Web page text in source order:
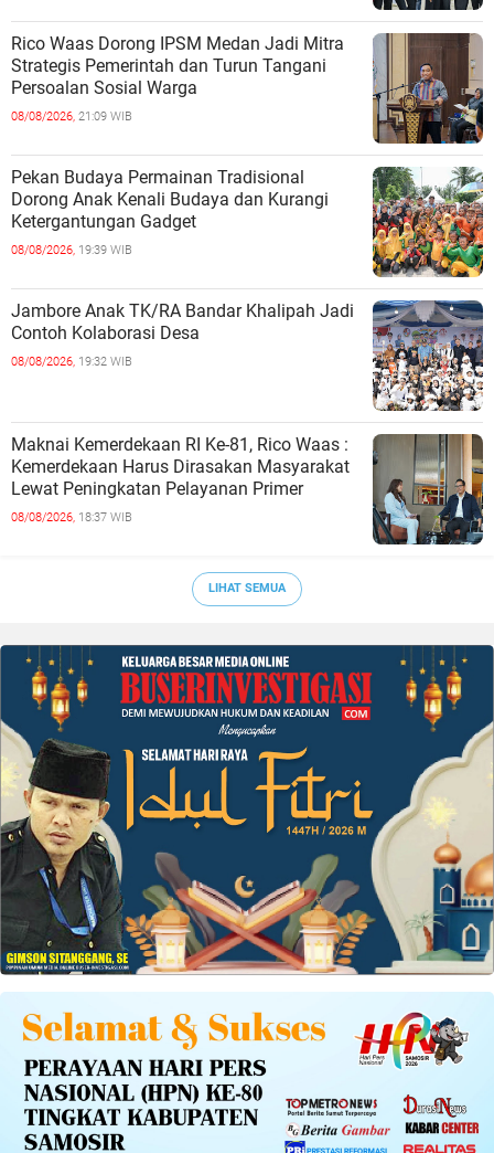
Rico Waas Dorong IPSM Medan Jadi Mitra
Strategis Pemerintah dan Turun Tangani
Persoalan Sosial Warga
08/08/2026, 21:09 WIB
Pekan Budaya Permainan Tradisional
Dorong Anak Kenali Budaya dan Kurangi
Ketergantungan Gadget
08/08/2026, 19:39 WIB
Jambore Anak TK/RA Bandar Khalipah Jadi
Contoh Kolaborasi Desa
08/08/2026, 19:32 WIB
Maknai Kemerdekaan RI Ke-81, Rico Waas :
Kemerdekaan Harus Dirasakan Masyarakat
Lewat Peningkatan Pelayanan Primer
08/08/2026, 18:37 WIB
LIHAT SEMUA